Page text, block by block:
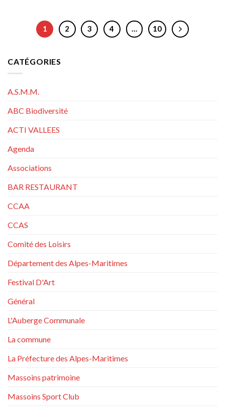
1 2 3 4 … 10
CATÉGORIES
A.S.M.M.
ABC Biodiversité
ACTI VALLEES
Agenda
Associations
BAR RESTAURANT
CCAA
CCAS
Comité des Loisirs
Département des Alpes-Maritimes
Festival D'Art
Général
L'Auberge Communale
La commune
La Préfecture des Alpes-Maritimes
Massoins patrimoine
Massoins Sport Club